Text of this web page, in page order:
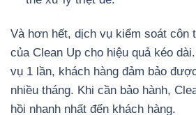
Và hơn hết, dịch vụ kiểm soát côn
của Clean Up cho hiệu quả kéo
vụ 1 lần, khách hàng đảm bảo
nhiều tháng. Khi cần bảo hành,
hồi nhanh nhất đến khách hàng.